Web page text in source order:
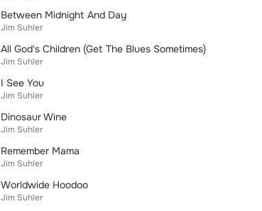
Between Midnight And Day
Jim Suhler
All God's Children (Get The Blues Sometimes)
Jim Suhler
I See You
Jim Suhler
Dinosaur Wine
Jim Suhler
Remember Mama
Jim Suhler
Worldwide Hoodoo
Jim Suhler